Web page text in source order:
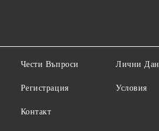
Чести Въпроси
Регистрация
Контакт
Лични
Условия